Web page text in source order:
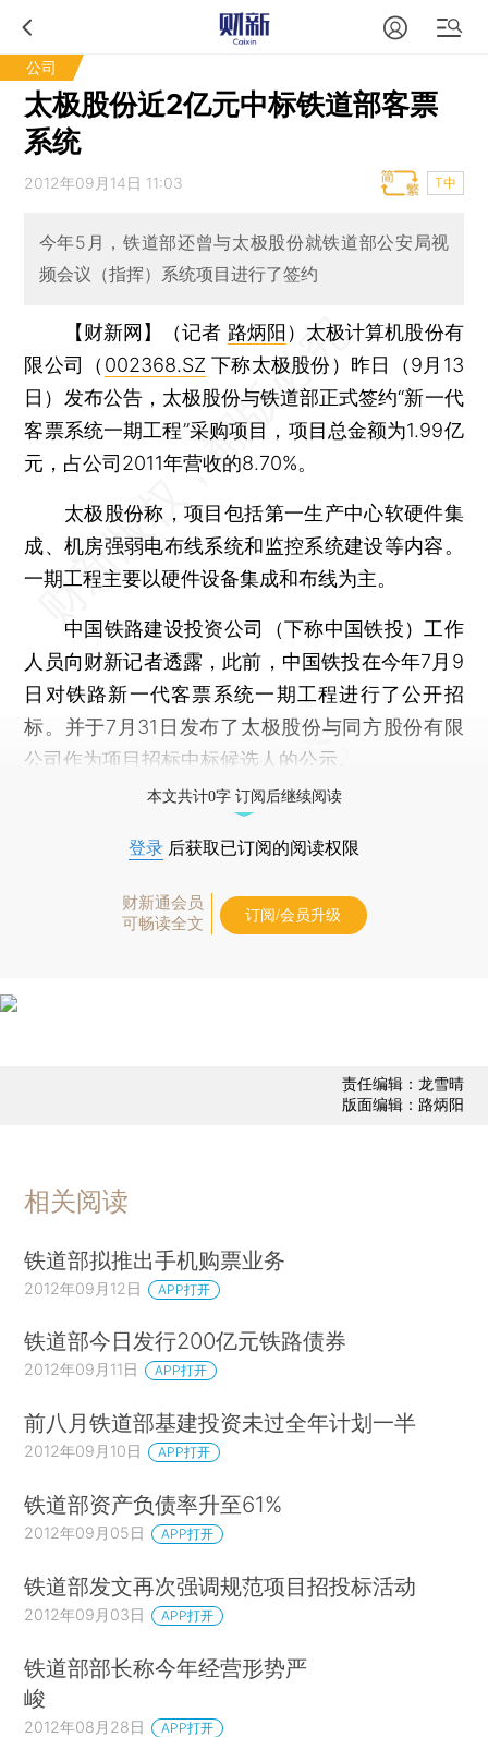
公司
太极股份近2亿元中标铁道部客票
系统
2012年09月14日 11:03 T中
今年5月，铁道部还曾与太极股份就铁道部公安局视
频会议（指挥）系统项目进行了签约
【财新网】（记者 路炳阳 ） 太极计算机股份有
限公司（ 002368.SZ 下称太极股份）昨日（9月13
日）发布公告，太极股份与铁道部正式签约“新一代
客票系统一期工程”采购项目，项目总金额为1.99亿
元，占公司2011年营收的8.70%。
太极股份称，项目包括第一生产中心软硬件集
成、机房强弱电布线系统和监控系统建设等内容。
一期工程主要以硬件设备集成和布线为主。
中国铁路建设投资公司（下称中国铁投）工作
人员向财新记者透露，此前，中国铁投在今年7月9
日对铁路新一代客票系统一期工程进行了公开招
标。并于7月31日发布了太极股份与同方股份有限
公司作为项目招标中标候选人的公示。
本文共计0字 订阅后继续阅读
登录 后获取已订阅的阅读权限
财新通会员
可畅读全文
订阅/会员升级
责任编辑：龙雪晴
版面编辑：路炳阳
相关阅读
铁道部拟推出手机购票业务
2012年09月12日 APP打开
铁道部今日发行200亿元铁路债券
2012年09月11日 APP打开
前八月铁道部基建投资未过全年计划一半
2012年09月10日 APP打开
铁道部资产负债率升至61%
2012年09月05日 APP打开
铁道部发文再次强调规范项目招投标活动
2012年09月03日 APP打开
铁道部部长称今年经营形势严
峻
2012年08月28日 APP打开